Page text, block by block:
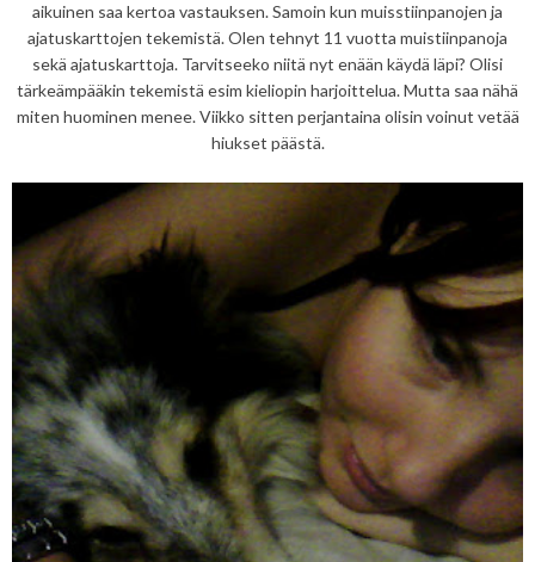
aikuinen saa kertoa vastauksen. Samoin kun muisstiinpanojen ja
ajatuskarttojen tekemistä. Olen tehnyt 11 vuotta muistiinpanoja
sekä ajatuskarttoja. Tarvitseeko niitä nyt enään käydä läpi? Olisi
tärkeämpääkin tekemistä esim kieliopin harjoittelua. Mutta saa nähä
miten huominen menee. Viikko sitten perjantaina olisin voinut vetää
hiukset päästä.